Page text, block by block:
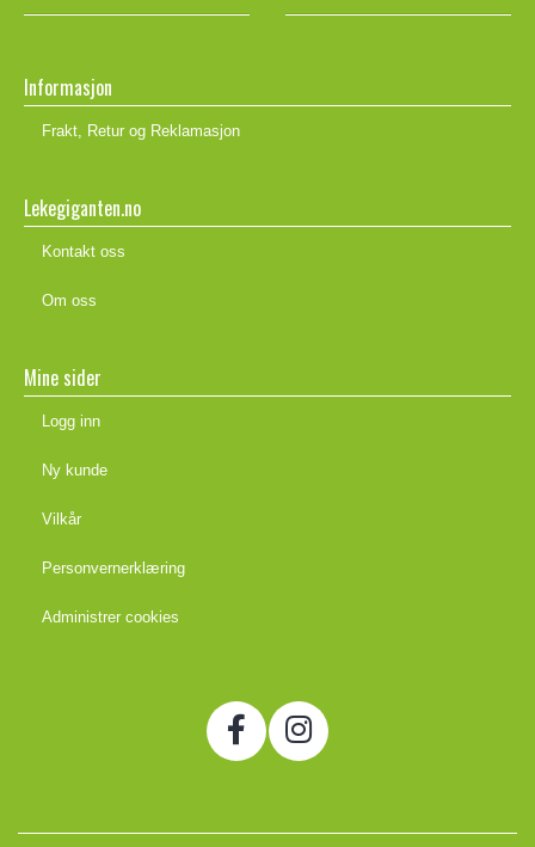
Informasjon
Frakt, Retur og Reklamasjon
Lekegiganten.no
Kontakt oss
Om oss
Mine sider
Logg inn
Ny kunde
Vilkår
Personvernerklæring
Administrer cookies